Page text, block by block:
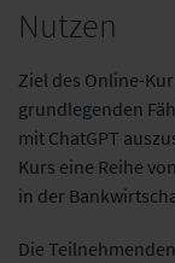
Nutzen
Ziel des Online-
grundlegenden
mit ChatGPT
Kurs eine Reihe
in der
Die